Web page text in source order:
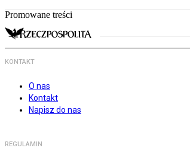
Promowane treści
KONTAKT
O nas
Kontakt
Napisz do nas
REGULAMIN